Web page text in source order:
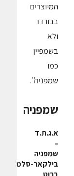
המיוצרים
בבורדו
ולא
בשמפיין
כמו
שמפניה".
שמפניה
א.ג.ת.ד
–
שמפניה
בילקאר-סלמון